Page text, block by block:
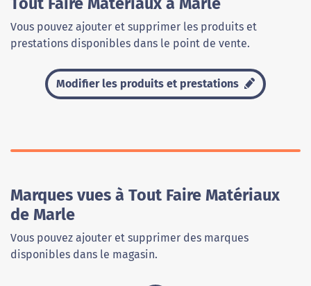
Vous pouvez ajouter et supprimer les produits et
prestations disponibles dans le point de vente.
Modifier les produits et prestations
Marques vues à Tout Faire Matériaux
de Marle
Vous pouvez ajouter et supprimer des marques
disponibles dans le magasin.